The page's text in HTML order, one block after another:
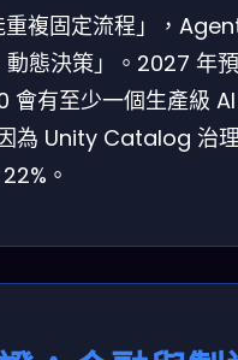
重複固定流程」，
態決策」。2027 年
有至少一個生產級
為 Unity Catalog 治
。